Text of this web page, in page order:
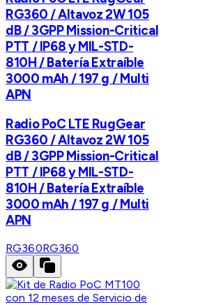
RG360 / Altavoz 2W 105
dB / 3GPP Mission-Critical
PTT / IP68 y MIL-STD-
810H / Batería Extraíble
3000 mAh / 197 g / Multi
APN
Radio PoC LTE RugGear
RG360 / Altavoz 2W 105
dB / 3GPP Mission-Critical
PTT / IP68 y MIL-STD-
810H / Batería Extraíble
3000 mAh / 197 g / Multi
APN
RG360RG360